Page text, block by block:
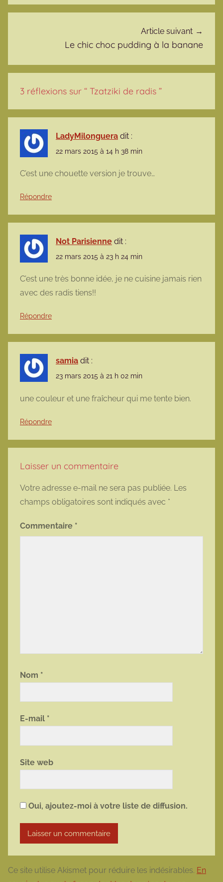
Article suivant
Le chic choc pudding à la banane
3 réflexions sur “ Tzatziki de radis ”
LadyMilonguera dit :
22 mars 2015 à 14 h 38 min
C’est une chouette version je trouve…
Répondre
Not Parisienne dit :
22 mars 2015 à 23 h 24 min
C’est une très bonne idée, je ne cuisine jamais rien
avec des radis tiens!!
Répondre
samia dit :
23 mars 2015 à 21 h 02 min
une couleur et une fraîcheur qui me tente bien.
Répondre
Laisser un commentaire
Votre adresse e-mail ne sera pas publiée. Les
champs obligatoires sont indiqués avec *
Commentaire *
Nom *
E-mail *
Site web
Oui, ajoutez-moi à votre liste de diffusion.
Ce site utilise Akismet pour réduire les indésirables. En